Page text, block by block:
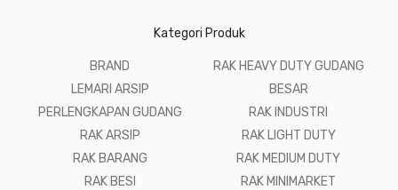
Kategori Produk
BRAND
LEMARI ARSIP
PERLENGKAPAN GUDANG
RAK ARSIP
RAK BARANG
RAK BESI
RAK HEAVY DUTY GUDANG
BESAR
RAK INDUSTRI
RAK LIGHT DUTY
RAK MEDIUM DUTY
RAK MINIMARKET